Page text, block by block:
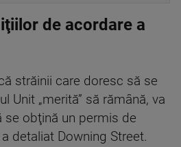
de acordare a
străinii care doresc să se
Unit „merită” să rămână, va
obţină un permis de
detaliat Downing Street.